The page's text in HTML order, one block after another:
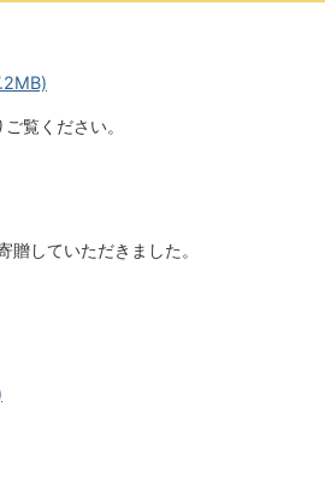
覧ください。
していただきました。